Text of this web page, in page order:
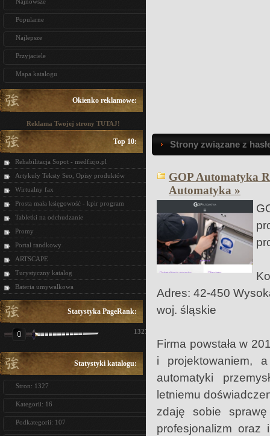
Popularne
Najlepsze
Przyjaciele
Mapa katalogu
Okienko reklamowe:
Reklama Twojej strony TUTAJ!
Top 10:
Rehabilitacja Sopot - medfizjo.pl
Artykuły Teksty Seo, Opisy produktów
Wirtualny fax
Prosta mała księgowość - kpir program
Tabletki na odchudzanie
Promy
Portal randkowy
ARTSCAPE
Turystyczny katalog
Bateria umywalkowa
Statystyka PageRank:
1327
Statystyki katalogu:
Stron: 1327
Kategorii: 16
Podkategorii: 107
Strony związane z
GOP Automatyka
Automatyka »
Adres: 42-450
woj. śląskie
Firma powstała w
i projektowaniem,
automatyki
letniemu
zdaję sobie
profesjonalizm oraz